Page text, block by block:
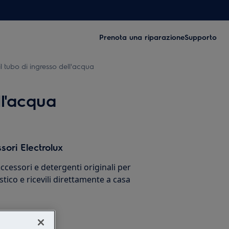
Prenota una riparazioneSupporto
tubo di ingresso dell'acqua
Electrolux
e detergenti originali per
e ricevili direttamente a casa